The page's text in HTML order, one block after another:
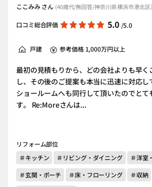
ここみみ さん (40歳代/無回答/神奈川県 横浜市港北区）
口コミ総合評価 5.0 /5.0
戸建 参考価格 1,000万円以上
最初の見積もりから、どの会社よりも早く
し、その後のご提案も本当に迅速に対応し
ショールームへも同行して頂いたのでとて
す。 Re:Moreさんは...
リフォーム部位
＃キッチン
＃リビング・ダイニング ＃洋室
＃玄関・ポーチ
＃床・フローリング
＃収納